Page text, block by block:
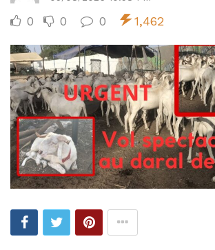
0 0 0 1,462